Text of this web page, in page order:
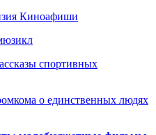
Киноафиши
спортивных
о единственных людях